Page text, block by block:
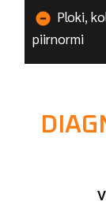
Ploki,
piirnormi